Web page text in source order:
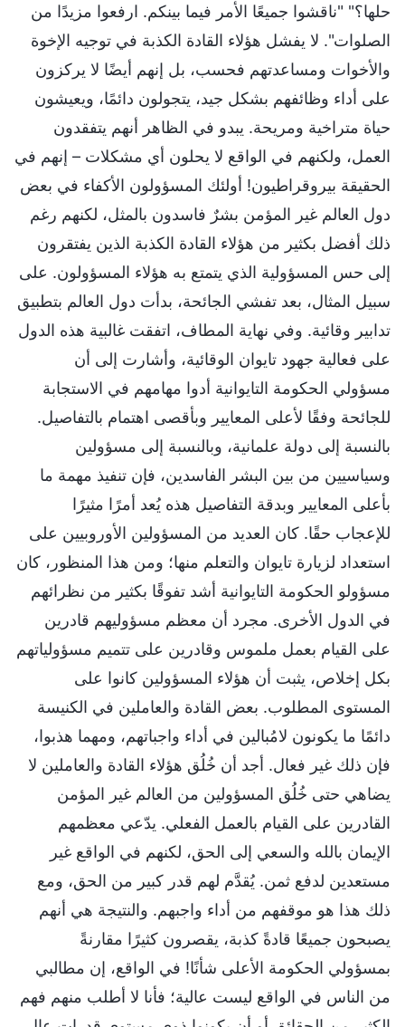
حلها؟" "ناقشوا جميعًا الأمر فيما بينكم. ارفعوا مزيدًا من
الصلوات". لا يفشل هؤلاء القادة الكذبة في توجيه الإخوة
والأخوات ومساعدتهم فحسب، بل إنهم أيضًا لا يركزون
على أداء وظائفهم بشكل جيد، يتجولون دائمًا، ويعيشون
حياة متراخية ومريحة. يبدو في الظاهر أنهم يتفقدون
العمل، ولكنهم في الواقع لا يحلون أي مشكلات – إنهم في
الحقيقة بيروقراطيون! أولئك المسؤولون الأكفاء في بعض
دول العالم غير المؤمن بشرٌ فاسدون بالمثل، لكنهم رغم
ذلك أفضل بكثير من هؤلاء القادة الكذبة الذين يفتقرون
إلى حس المسؤولية الذي يتمتع به هؤلاء المسؤولون. على
سبيل المثال، بعد تفشي الجائحة، بدأت دول العالم بتطبيق
تدابير وقائية. وفي نهاية المطاف، اتفقت غالبية هذه الدول
على فعالية جهود تايوان الوقائية، وأشارت إلى أن
مسؤولي الحكومة التايوانية أدوا مهامهم في الاستجابة
للجائحة وفقًا لأعلى المعايير وبأقصى اهتمام بالتفاصيل.
بالنسبة إلى دولة علمانية، وبالنسبة إلى مسؤولين
وسياسيين من بين البشر الفاسدين، فإن تنفيذ مهمة ما
بأعلى المعايير وبدقة التفاصيل هذه يُعد أمرًا مثيرًا
للإعجاب حقًا. كان العديد من المسؤولين الأوروبيين على
استعداد لزيارة تايوان والتعلم منها؛ ومن هذا المنظور، كان
مسؤولو الحكومة التايوانية أشد تفوقًا بكثير من نظرائهم
في الدول الأخرى. مجرد أن معظم مسؤوليهم قادرين
على القيام بعمل ملموس وقادرين على تتميم مسؤولياتهم
بكل إخلاص، يثبت أن هؤلاء المسؤولين كانوا على
المستوى المطلوب. بعض القادة والعاملين في الكنيسة
دائمًا ما يكونون لامُبالين في أداء واجباتهم، ومهما هذبوا،
فإن ذلك غير فعال. أجد أن خُلُق هؤلاء القادة والعاملين لا
يضاهي حتى خُلُق المسؤولين من العالم غير المؤمن
القادرين على القيام بالعمل الفعلي. يدّعي معظمهم
الإيمان بالله والسعي إلى الحق، لكنهم في الواقع غير
مستعدين لدفع ثمن. يُقدَّم لهم قدر كبير من الحق، ومع
ذلك هذا هو موقفهم من أداء واجبهم. والنتيجة هي أنهم
يصبحون جميعًا قادةً كذبة، يقصرون كثيرًا مقارنةً
بمسؤولي الحكومة الأعلى شأنًا! في الواقع، إن مطالبي
من الناس في الواقع ليست عالية؛ فأنا لا أطلب منهم فهم